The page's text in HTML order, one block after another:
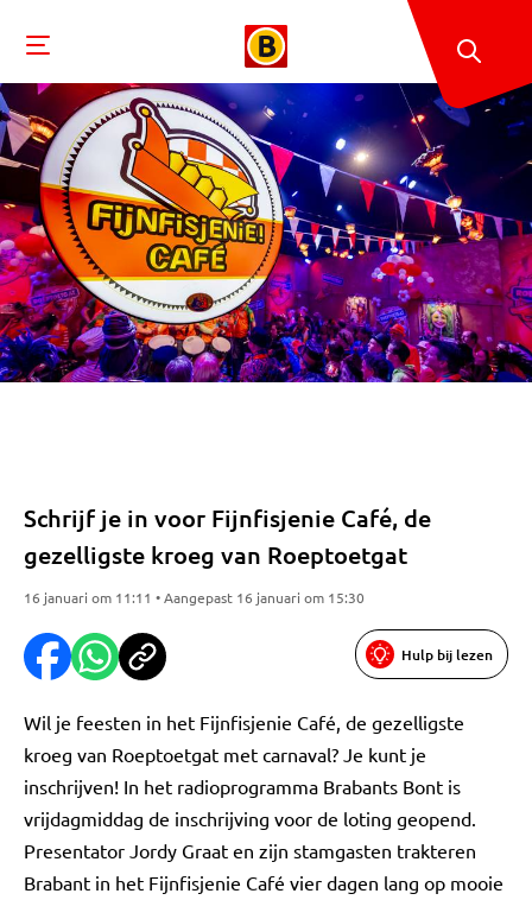
Schrijf je in voor Fijnfisjenie Café, de
gezelligste kroeg van Roeptoetgat
16 januari om 11:11 • Aangepast 16 januari om 15:30
Hulp bij lezen
Wil je feesten in het Fijnfisjenie Café, de gezelligste
kroeg van Roeptoetgat met carnaval? Je kunt je
inschrijven! In het radioprogramma Brabants Bont is
vrijdagmiddag de inschrijving voor de loting geopend.
Presentator Jordy Graat en zijn stamgasten trakteren
Brabant in het Fijnfisjenie Café vier dagen lang op mooie